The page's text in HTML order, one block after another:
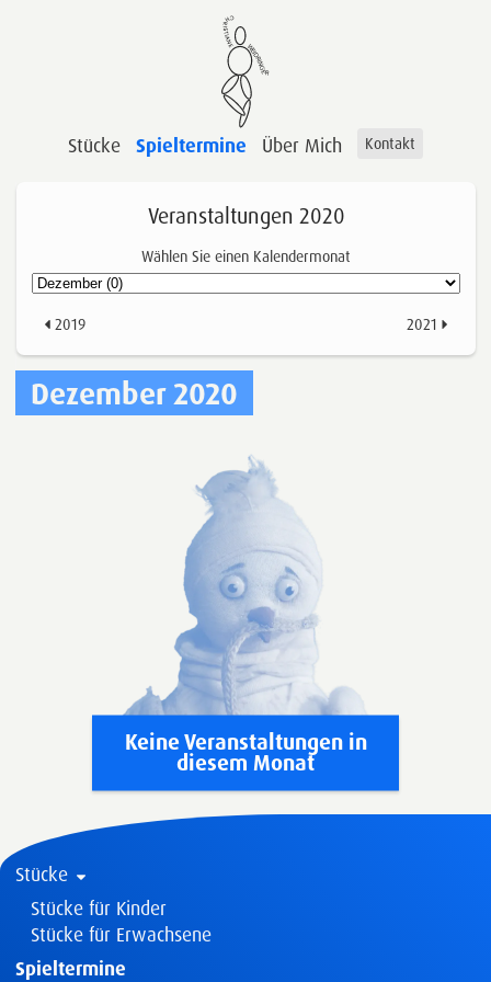
Stücke Spieltermine Über Mich Kontakt
Dezember 2020
Keine Veranstaltungen in
diesem Monat
Veranstaltungen 2020
Wählen Sie einen Kalendermonat
2019 2021
Stücke
Stücke für Kinder
Stücke für Erwachsene
Spieltermine